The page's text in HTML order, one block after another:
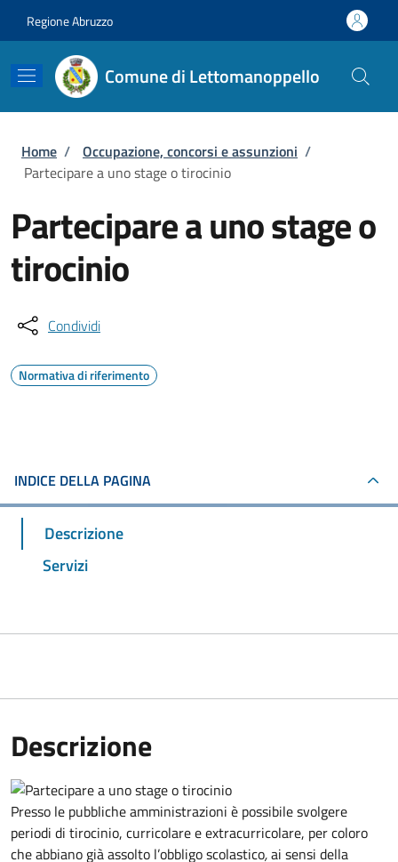
Regione Abruzzo
Comune di Lettomanoppello
Briciole di pane
Home / Occupazione, concorsi e assunzioni /
Partecipare a uno stage o tirocinio
Partecipare a uno stage o
tirocinio
Condividi
Normativa di riferimento
INDICE DELLA PAGINA
Descrizione
Servizi
Descrizione
Presso le pubbliche amministrazioni è possibile svolgere
periodi di tirocinio, curricolare e extracurricolare, per coloro
che abbiano già assolto l’obbligo scolastico,ai sensi della